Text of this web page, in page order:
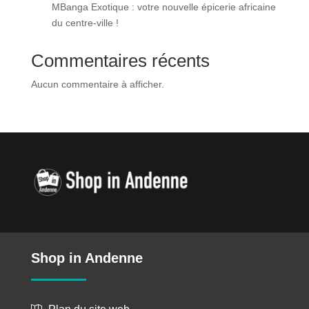
MBanga Exotique : votre nouvelle épicerie africaine
du centre-ville !
Commentaires récents
Aucun commentaire à afficher.
Shop in Andenne